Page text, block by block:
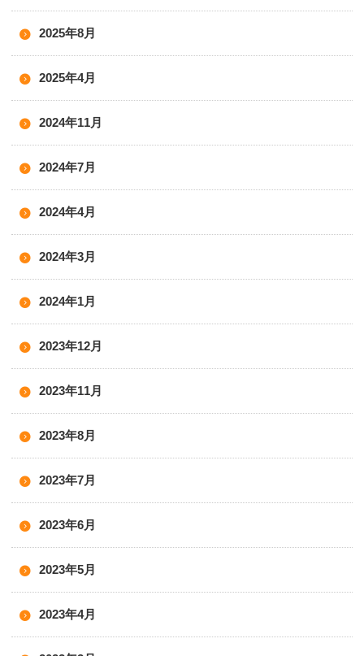
2025年8月
2025年4月
2024年11月
2024年7月
2024年4月
2024年3月
2024年1月
2023年12月
2023年11月
2023年8月
2023年7月
2023年6月
2023年5月
2023年4月